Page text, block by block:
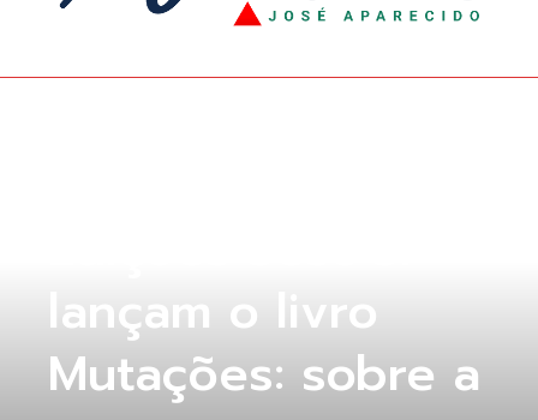
lançam o livro
Mutações: sobre a